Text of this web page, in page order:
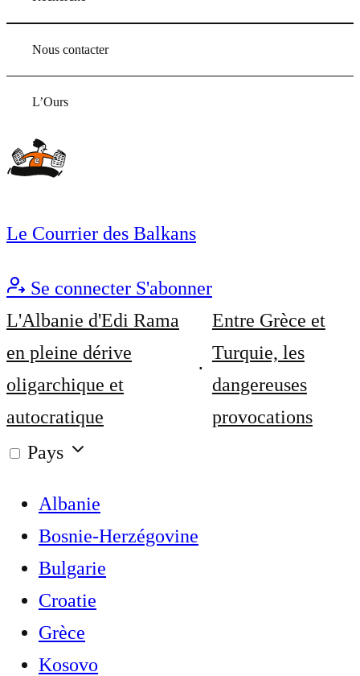
Nous contacter
L’Ours
Le Courrier des Balkans
Se connecter S'abonner
L'Albanie d'Edi Rama
en pleine dérive
oligarchique et
autocratique
Entre Grèce et
Turquie, les
dangereuses
provocations
Pays
Albanie
Bosnie-Herzégovine
Bulgarie
Croatie
Grèce
Kosovo